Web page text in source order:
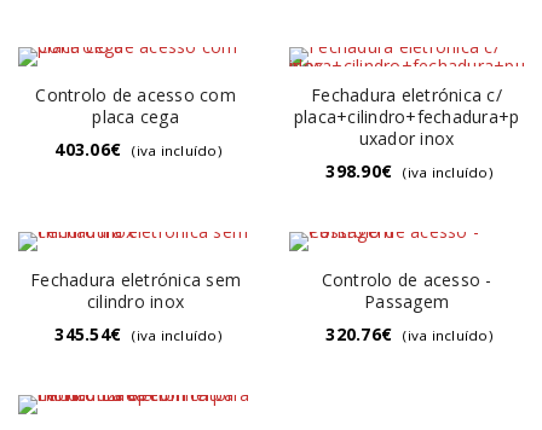
Controlo de acesso com
placa cega
403.06€ (iva incluído)
Fechadura eletrónica c/
placa+cilindro+fechadura+p
uxador inox
398.90€ (iva incluído)
Fechadura eletrónica sem
cilindro inox
345.54€ (iva incluído)
Controlo de acesso -
Passagem
320.76€ (iva incluído)